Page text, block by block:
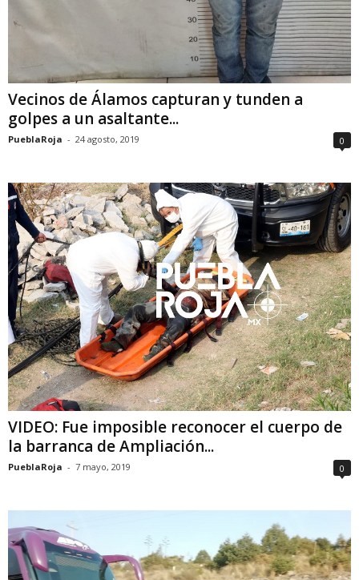
Vecinos de Álamos capturan y tunden a
golpes a un asaltante...
PueblaRoja - 24 agosto, 2019 0
VIDEO: Fue imposible reconocer el cuerpo de
la barranca de Ampliación...
PueblaRoja - 7 mayo, 2019 0